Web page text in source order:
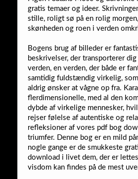
gratis temaer og ideer.
stille, roligt sø på en rolig
skønheden og roen i verden
Bogens brug af billeder er
beskrivelser, der transporterer
verden, en verden, der både er
samtidig fuldstændig virkelig,
aldrig ønsker at vågne op fra.
flerdimensionelle, med al den
dybde af virkelige mennesker,
rejser følelse af autentiske og
refleksioner af vores pdf bog
triumfer. Denne bog er en mild
nogle gange er de smukkeste
download i livet dem, der er
visdom kan findes på de mest